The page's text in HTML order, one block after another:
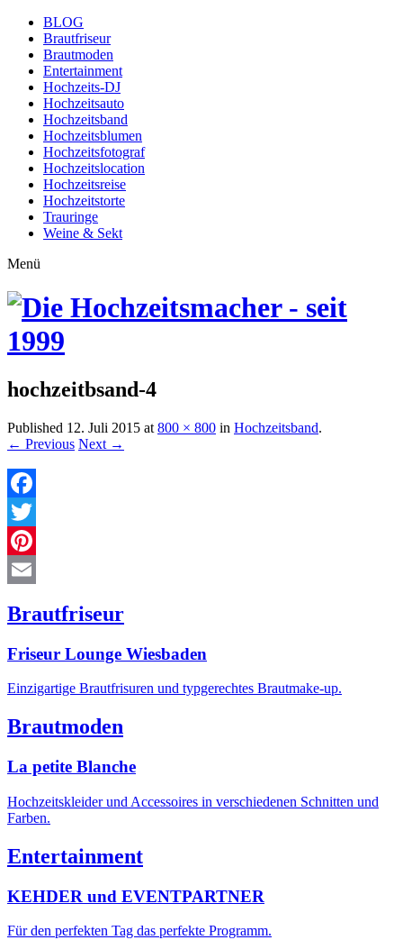
BLOG
Brautfriseur
Brautmoden
Entertainment
Hochzeits-DJ
Hochzeitsauto
Hochzeitsband
Hochzeitsblumen
Hochzeitsfotograf
Hochzeitslocation
Hochzeitsreise
Hochzeitstorte
Trauringe
Weine & Sekt
Menü
hochzeitbsand-4
Published 12. Juli 2015 at 800 × 800 in Hochzeitsband.
← Previous Next →
Facebook
Twitter
Pinterest
Brautfriseur
Friseur Lounge Wiesbaden
Einzigartige Brautfrisuren und typgerechtes Brautmake-up.
Brautmoden
La petite Blanche
Hochzeitskleider und Accessoires in verschiedenen Schnitten und
Farben.
Entertainment
KEHDER und EVENTPARTNER
Für den perfekten Tag das perfekte Programm.